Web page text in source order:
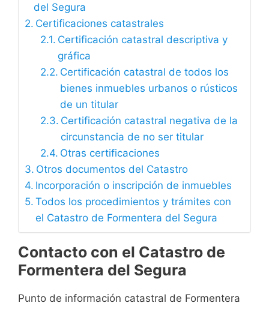
del Segura
Certificaciones catastrales
Certificación catastral descriptiva y
gráfica
Certificación catastral de todos los
bienes inmuebles urbanos o rústicos
de un titular
Certificación catastral negativa de la
circunstancia de no ser titular
Otras certificaciones
Otros documentos del Catastro
Incorporación o inscripción de inmuebles
Todos los procedimientos y trámites con
el Catastro de Formentera del Segura
Contacto con el Catastro de
Formentera del Segura
Punto de información catastral de Formentera